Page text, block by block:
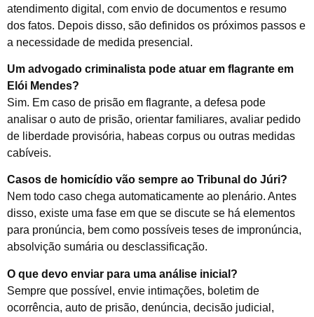
atendimento digital, com envio de documentos e resumo
dos fatos. Depois disso, são definidos os próximos passos e
a necessidade de medida presencial.
Um advogado criminalista pode atuar em flagrante em
Elói Mendes?
Sim. Em caso de prisão em flagrante, a defesa pode
analisar o auto de prisão, orientar familiares, avaliar pedido
de liberdade provisória, habeas corpus ou outras medidas
cabíveis.
Casos de homicídio vão sempre ao Tribunal do Júri?
Nem todo caso chega automaticamente ao plenário. Antes
disso, existe uma fase em que se discute se há elementos
para pronúncia, bem como possíveis teses de impronúncia,
absolvição sumária ou desclassificação.
O que devo enviar para uma análise inicial?
Sempre que possível, envie intimações, boletim de
ocorrência, auto de prisão, denúncia, decisão judicial,